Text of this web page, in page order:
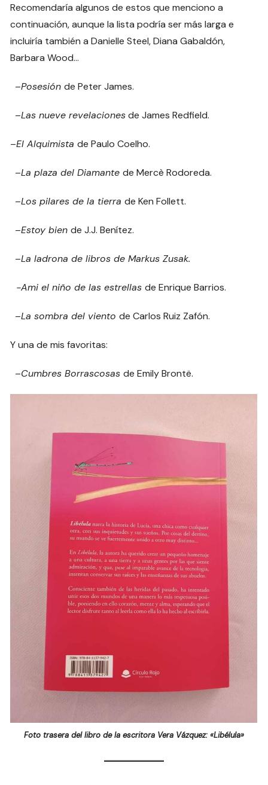
Recomendaría algunos de estos que menciono a
continuación, aunque la lista podría ser más larga e
incluiría también a Danielle Steel, Diana Gabaldón,
Barbara Wood…
–Posesiónde Peter James.
–Las nueve revelacionesde James Redfield.
–El Alquimistade Paulo Coelho.
–La plaza del Diamantede Mercè Rodoreda.
–Los pilares de la tierrade Ken Follett.
–Estoy biende J.J. Benítez.
–La ladrona de libros de Markus Zusak.
-Ami el niño de las estrellasde Enrique Barrios.
–La sombra del vientode Carlos Ruiz Zafón.
Y una de mis favoritas:
–Cumbres Borrascosasde Emily Brontë.
Foto trasera del libro de la escritora Vera Vázquez: «Libélula»